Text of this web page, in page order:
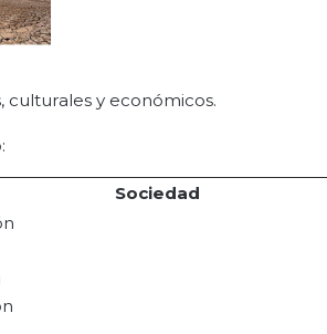
y económicos.
Sociedad